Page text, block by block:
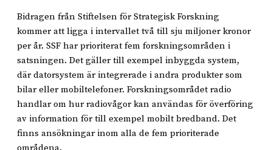
Bidragen från Stiftelsen för Strategisk Forskning
kommer att ligga i intervallet två till sju miljoner kronor
per år. SSF har prioriterat fem forskningsområden i
satsningen. Det gäller till exempel inbyggda system,
där datorsystem är integrerade i andra produkter som
bilar eller mobiltelefoner. Forskningsområdet radio
handlar om hur radiovågor kan användas för överföring
av information för till exempel mobilt bredband. Det
finns ansökningar inom alla de fem prioriterade
områdena.